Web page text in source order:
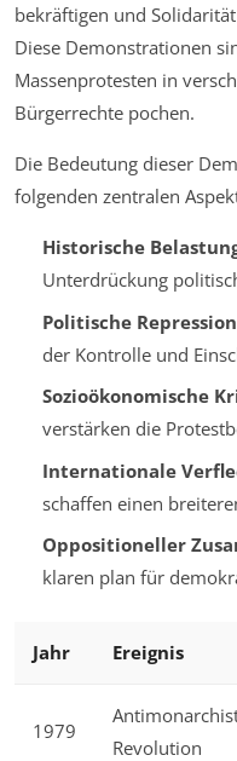
bekräftigen und
Diese Demonstrationen
Massenprotesten in
Bürgerrechte pochen.
Die Bedeutung dieser
folgenden zentralen
Historische
Unterdrückung
Politische
der Kontrolle und
Sozioökonomische
verstärken die
Internationale
schaffen einen
Oppositioneller
klaren plan für
Jahr Ereignis
1979
Revolution